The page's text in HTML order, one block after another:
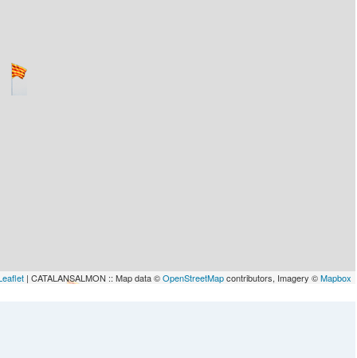
| CATALANSALMON :: Map data ©OpenStreetMapcontributors, Imagery ©Mapbox